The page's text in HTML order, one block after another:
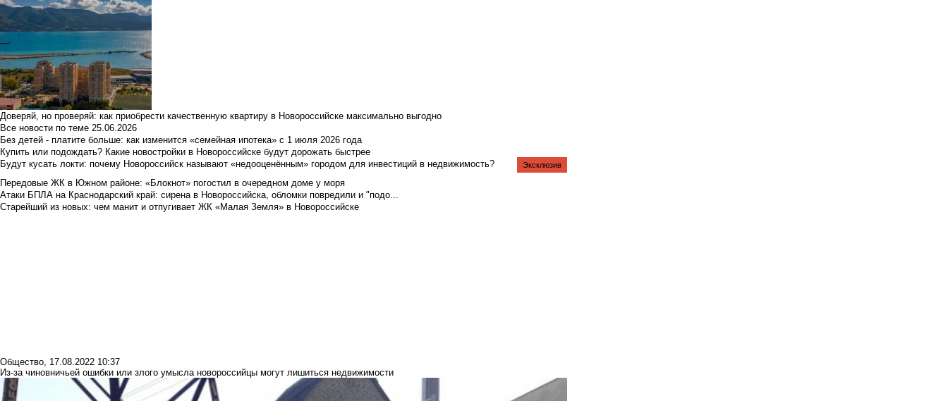
Доверяй, но проверяй: как приобрести качественную квартиру в Новороссийске максимально выгодно
Все новости по теме 25.06.2026
Без детей - платите больше: как изменится «семейная ипотека» с 1 июля 2026 года
Купить или подождать? Какие новостройки в Новороссийске будут дорожать быстрее
Будут кусать локти: почему Новороссийск называют «недооценённым» городом для инвестиций в недвижимость?
Передовые ЖК в Южном районе: «Блокнот» погостил в очередном доме у моря
Атаки БПЛА на Краснодарский край: сирена в Новороссийска, обломки повредили и "подо...
Старейший из новых: чем манит и отпугивает ЖК «Малая Земля» в Новороссийске
Эксклюзив
Общество, 17.08.2022 10:37
Из-за чиновничьей ошибки или злого умысла новороссийцы могут лишиться недвижимости